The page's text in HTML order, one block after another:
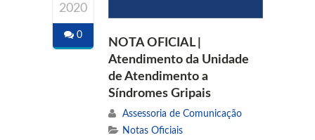
2020
0
NOTA OFICIAL |
Atendimento da Unidade
de Atendimento a
Síndromes Gripais
Assessoria de Comunicação
Notas Oficiais